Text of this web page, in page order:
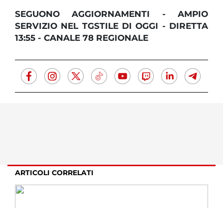
SEGUONO AGGIORNAMENTI - AMPIO
SERVIZIO NEL TGSTILE DI OGGI - DIRETTA
13:55 - CANALE 78 REGIONALE
ARTICOLI CORRELATI